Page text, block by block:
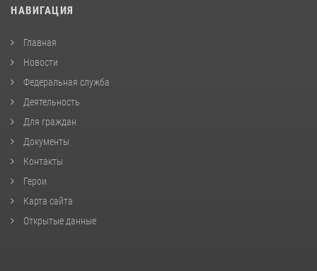
НАВИГАЦИЯ
Главная
Новости
Федеральная служба
Деятельность
Для граждан
Документы
Контакты
Герои
Карта сайта
Открытые данные